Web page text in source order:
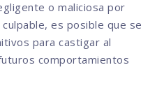
o maliciosa por
es posible que se
para castigar al
comportamientos